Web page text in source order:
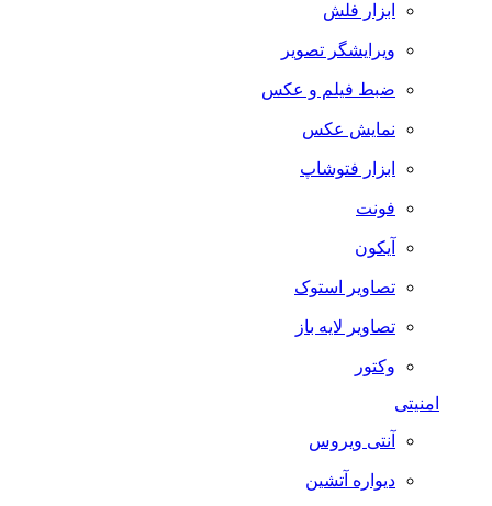
ابزار فلش
ویرایشگر تصویر
ضبط فيلم و عكس
نمایش عکس
ابزار فتوشاپ
فونت
آیکون
تصاویر استوک
تصاویر لایه باز
وکتور
امنیتی
آنتی ویروس
دیواره آتشین